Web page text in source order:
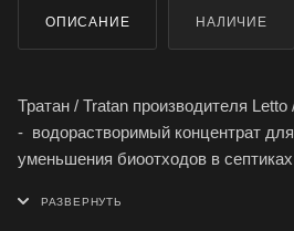
ОПИСАНИЕ НАЛИЧИЕ
Тратан / Tratan производителя Letto
- водорастворимый концентрат
уменьшения биоотходов в